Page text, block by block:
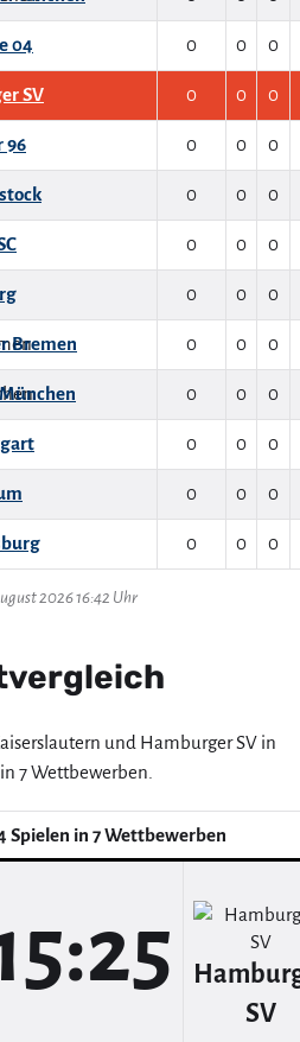
04 0 0 0
SV 0 0 0
96 0 0 0
0 0 0
0 0 0
0 0 0
Bremen 0 0 0
0 0 0
0 0 0
0 0 0
0 0 0
2026 16:42 Uhr
und Hamburger SV in
7 Wettbewerben.
Spielen in 7 Wettbewerben
SV